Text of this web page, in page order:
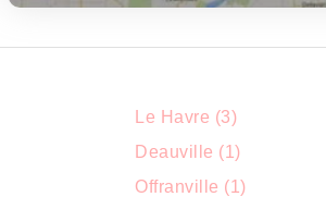
Le Havre (3)
Deauville (1)
Offranville (1)